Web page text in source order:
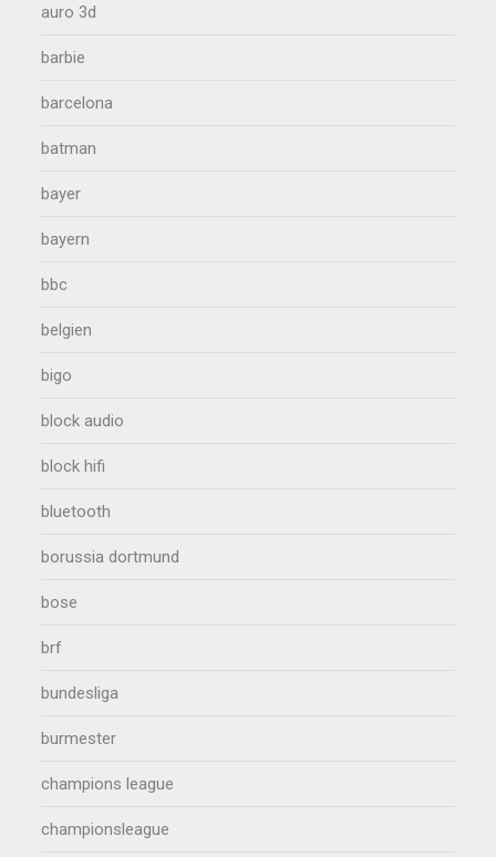
auro 3d
barbie
barcelona
batman
bayer
bayern
bbc
belgien
bigo
block audio
block hifi
bluetooth
borussia dortmund
bose
brf
bundesliga
burmester
champions league
championsleague